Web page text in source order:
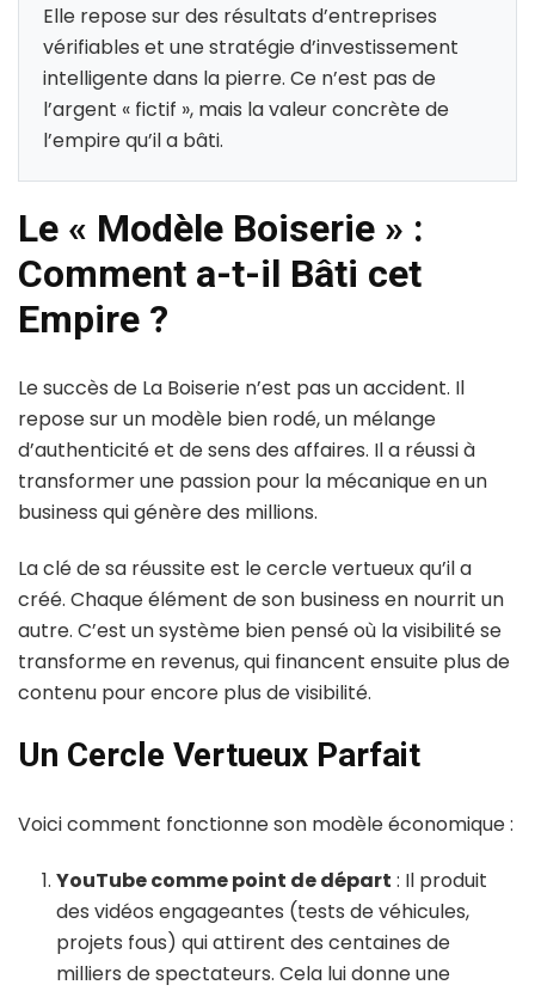
Elle repose sur des résultats d’entreprises
vérifiables et une stratégie d’investissement
intelligente dans la pierre. Ce n’est pas de
l’argent « fictif », mais la valeur concrète de
l’empire qu’il a bâti.
Le « Modèle Boiserie » :
Comment a-t-il Bâti cet
Empire ?
Le succès de La Boiserie n’est pas un accident. Il
repose sur un modèle bien rodé, un mélange
d’authenticité et de sens des affaires. Il a réussi à
transformer une passion pour la mécanique en un
business qui génère des millions.
La clé de sa réussite est le cercle vertueux qu’il a
créé. Chaque élément de son business en nourrit un
autre. C’est un système bien pensé où la visibilité se
transforme en revenus, qui financent ensuite plus de
contenu pour encore plus de visibilité.
Un Cercle Vertueux Parfait
Voici comment fonctionne son modèle économique :
YouTube comme point de départ : Il produit
des vidéos engageantes (tests de véhicules,
projets fous) qui attirent des centaines de
milliers de spectateurs. Cela lui donne une